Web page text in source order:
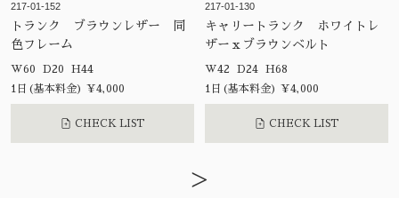
217-01-152
トランク ブラウンレザー 同
色フレーム
W60 D20 H44
1日(基本料金) ¥4,000
CHECK LIST
217-01-130
キャリートランク ホワイトレ
ザーｘブラウンベルト
W42 D24 H68
1日(基本料金) ¥4,000
CHECK LIST
>